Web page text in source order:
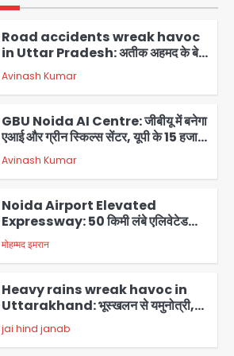
Road accidents wreak havoc
in Uttar Pradesh: अतीक अहमद के बेटे
अबान की मौत, हमीरपुर में बस-टैंकर भिड़ंत में
तीन की जान गई
Avinash Kumar
GBU Noida AI Centre: जीबीयू में बनेगा
एआई और ग्रीन स्किल्स सेंटर, यूपी के 15 हजार
युवाओं को मिलेगा फ्री ट्रेनिंग
Avinash Kumar
Noida Airport Elevated
Expressway: 50 किमी लंबे एलिवेटेड
एक्सप्रेसवे से दिल्ली-हरियाणा से सीधे जुड़ेगा
नोएडा एयरपोर्ट, 4000 करोड़ रुपये की लागत
से बनेगा 6-लेन एक्सप्रेसवे
मोहम्मद इमरान
Heavy rains wreak havoc in
Uttarakhand: भूस्खलन से यमुनोत्री,
केदारनाथ और सिमली-ग्वालदम हाईवे बंद,
चमोली-उत्तरकाशी में श्रद्धालु फंसे, नदियां खतरे
jai hind janab